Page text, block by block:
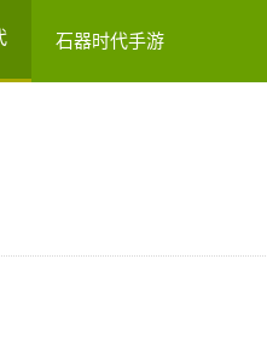
石器时代手游